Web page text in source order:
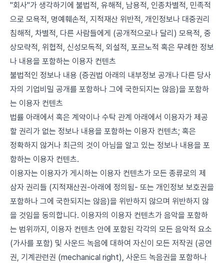
"회사"가 생각하기에 불법적, 유해적, 남용적, 인종차별적, 민족적
으로 모욕적, 명예훼손적, 지적재산 위반적, 개인정보나 대중권리
침해적, 차별적, 다른 사람들에게 (공개적으로나 달리) 모욕적, 중
상모략적, 위협적, 신성모독적, 외설적, 포르노적 혹은 무례한 정보
나 내용을 포함하는 이용자 컨텐츠
불법적인 정보나 내용 (증권법 아래의 내부정보 공개나 다른 당사
자의 기업비밀 공개를 포함하나 그에 국한되지는 않음)을 포함하
는 이용자 컨텐츠
법률 아래에서 혹은 계약이나 수탁 관계 아래에서 이용자가 제공
할 권리가 없는 정보나 내용을 포함하는 이용자 컨텐츠; 혹은
정확하지 않거나 최근의 것이 아님을 알고 있는 정보나 내용을 포
함하는 이용자 컨텐츠.
이용자는 이용자가 게시하는 이용자 컨텐츠가 모든 종류로의 제
삼자 권리들 (지적재산권-아래에 정의됨- 또는 개인정보 보호권을
포함하나 그에 국한되지는 않음)을 위반하지 않으며 위반하지 않
을 것임을 동의합니다. 이용자의 이용자 컨텐츠가 음악을 포함하
는 범위까지, 이용자 컨텐츠 안에 포함된 각각의 모든 음악적 요소
(가사를 포함) 및 사운드 녹음에 대하여 자신이 모든 저작권 (공연
권, 기계관련권 (mechanical right), 사운드 녹음권을 포함하나